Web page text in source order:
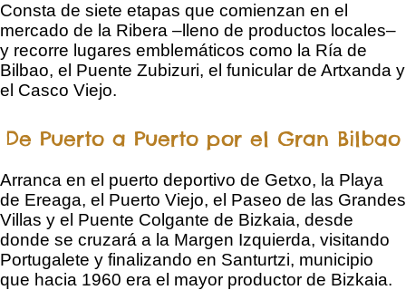
Consta de siete etapas que comienzan en el
mercado de la Ribera –lleno de productos locales–
y recorre lugares emblemáticos como la Ría de
Bilbao, el Puente Zubizuri, el funicular de Artxanda y
el Casco Viejo.
De Puerto a Puerto por el Gran Bilbao
Arranca en el puerto deportivo de Getxo, la Playa
de Ereaga, el Puerto Viejo, el Paseo de las Grandes
Villas y el Puente Colgante de Bizkaia, desde
donde se cruzará a la Margen Izquierda, visitando
Portugalete y finalizando en Santurtzi, municipio
que hacia 1960 era el mayor productor de Bizkaia.